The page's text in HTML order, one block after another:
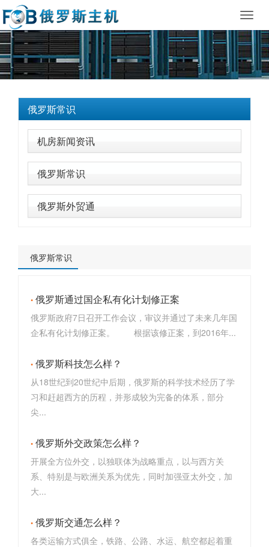
俄罗斯常识
机房新闻资讯
俄罗斯常识
俄罗斯外贸通
俄罗斯常识
俄罗斯通过国企私有化计划修正案
俄罗斯政府7日召开工作会议，审议并通过了未来几年国
企私有化计划修正案。 根据该修正案，到2016年...
俄罗斯科技怎么样？
从18世纪到20世纪中后期，俄罗斯的科学技术经历了学
习和赶超西方的历程，并形成较为完备的体系，部分
尖...
俄罗斯外交政策怎么样？
开展全方位外交，以独联体为战略重点，以与西方关
系、特别是与欧洲关系为优先，同时加强亚太外交，加
大...
俄罗斯交通怎么样？
各类运输方式俱全，铁路、公路、水运、航空都起着重